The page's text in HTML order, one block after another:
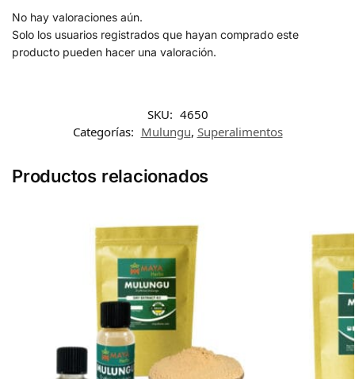
No hay valoraciones aún.
Solo los usuarios registrados que hayan comprado este
producto pueden hacer una valoración.
SKU: 4650
Categorías: Mulungu, Superalimentos
Productos relacionados